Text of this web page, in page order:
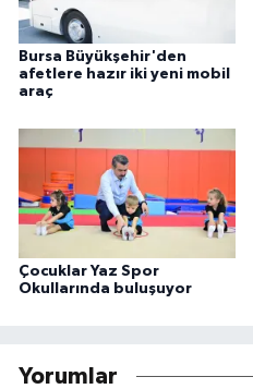
Bursa Büyükşehir'den
afetlere hazır iki yeni mobil
araç
Çocuklar Yaz Spor
Okullarında buluşuyor
Yorumlar